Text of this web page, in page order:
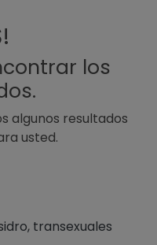
los
algunos resultados
usted.
transexuales